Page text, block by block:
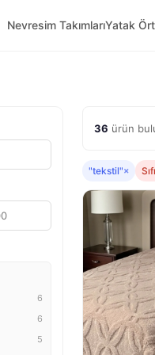
Nevresim TakımlarıYatak
6
6
5
36 ürün
"tekstil"×